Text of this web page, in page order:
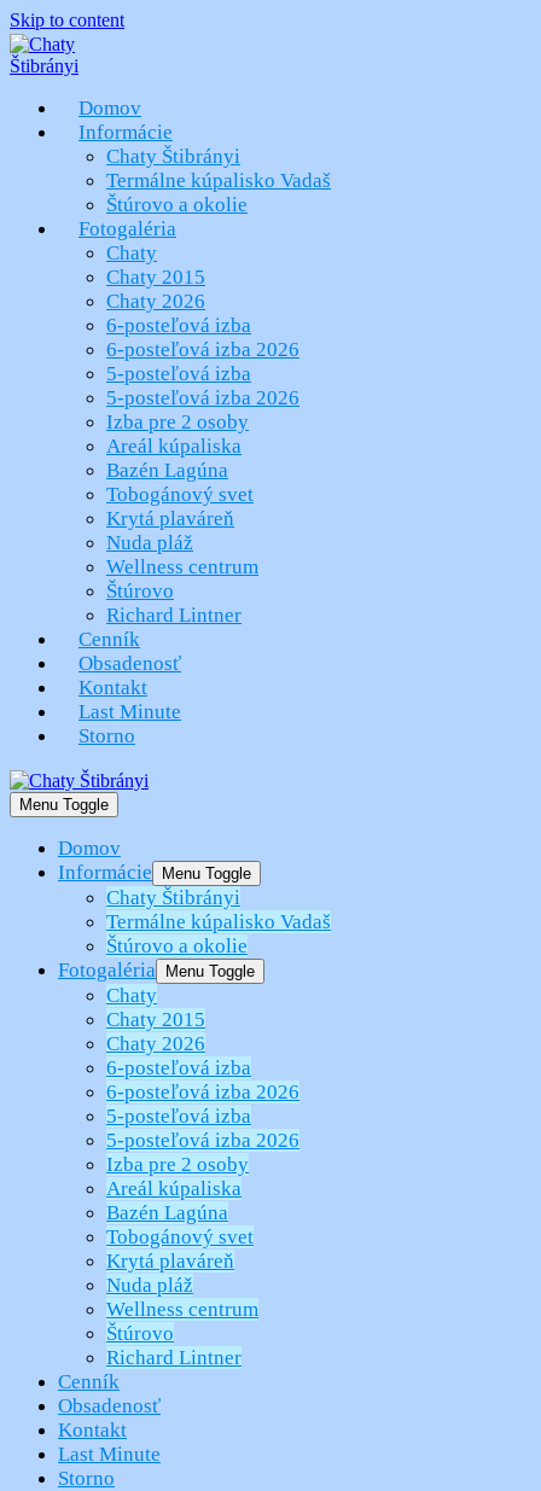
Skip to content
Domov
Informácie
Chaty Štibrányi
Termálne kúpalisko Vadaš
Štúrovo a okolie
Fotogaléria
Chaty
Chaty 2015
Chaty 2026
6-posteľová izba
6-posteľová izba 2026
5-posteľová izba
5-posteľová izba 2026
Izba pre 2 osoby
Areál kúpaliska
Bazén Lagúna
Tobogánový svet
Krytá plaváreň
Nuda pláž
Wellness centrum
Štúrovo
Richard Lintner
Cenník
Obsadenosť
Kontakt
Last Minute
Storno
Menu Toggle
Domov
Informácie
Menu Toggle
Chaty Štibrányi
Termálne kúpalisko Vadaš
Štúrovo a okolie
Fotogaléria
Menu Toggle
Chaty
Chaty 2015
Chaty 2026
6-posteľová izba
6-posteľová izba 2026
5-posteľová izba
5-posteľová izba 2026
Izba pre 2 osoby
Areál kúpaliska
Bazén Lagúna
Tobogánový svet
Krytá plaváreň
Nuda pláž
Wellness centrum
Štúrovo
Richard Lintner
Cenník
Obsadenosť
Kontakt
Last Minute
Storno